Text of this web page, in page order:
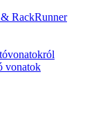
RackRunner
vonatok